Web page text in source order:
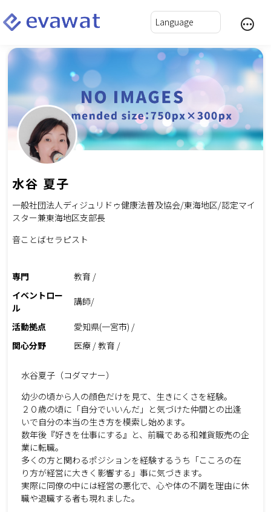
水谷 夏子
一般社団法人ディジュリドゥ健康法普及協会/東海地区/認定マイ
スター兼東海地区支部長
音ことばセラピスト
専門
教育 /
イベントロー
ル
講師/
活動拠点
愛知県(一宮市) /
関心分野
医療 / 教育 /
水谷夏子（コダマナー）
幼少の頃から人の顔色だけを見て、生きにくさを経験。
２０歳の頃に「自分でいいんだ」と気づけた仲間との出逢
いで自分の本当の生き方を模索し始めます。
数年後『好きを仕事にする』と、前職である和雑貨販売の企
業に転職。
多くの方と関わるポジションを経験するうち「こころの在
り方が経営に大きく影響する」事に気づきます。
実際に同僚の中には経営の悪化で、心や体の不調を理由に休
職や退職する者も現れました。